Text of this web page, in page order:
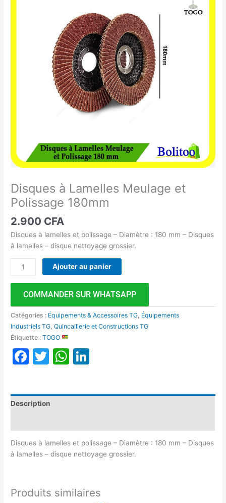
Disques à Lamelles Meulage et
Polissage 180mm
2.900 CFA
Disques à lamelles et polissage – Diamètre : 180 mm – Disques
à lamelles – disque nettoyage grossier.
Ajouter au panier
COMMANDER SUR WHATSAPP
Catégories : Équipements & Accessoires TG Équipements
Industriels TG ,Quincaillerie et Constructions TG
Étiquette :TOGO
Facebook
TwitterWhatsApp
Description
Disques à lamelles et polissage – Diamètre : 180 mm – Disques
à lamelles – disque nettoyage grossier.
Produits similaires